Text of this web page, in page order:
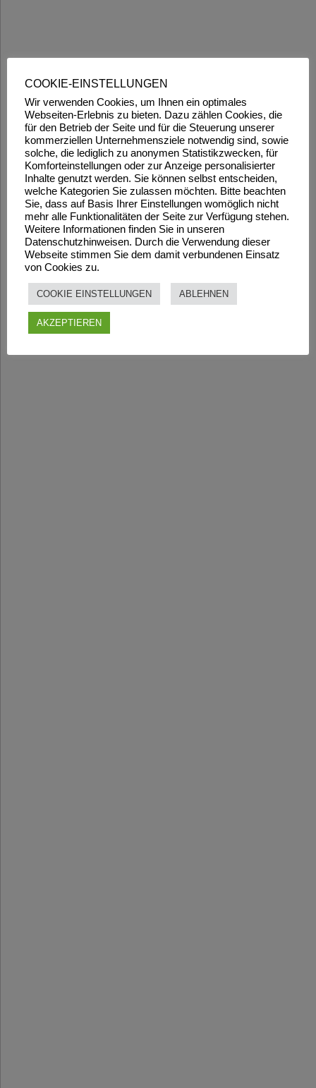
COOKIE-EINSTELLUNGEN
Wir verwenden Cookies, um Ihnen ein optimales
Webseiten-Erlebnis zu bieten. Dazu zählen Cookies, die
für den Betrieb der Seite und für die Steuerung unserer
kommerziellen Unternehmensziele notwendig sind, sowie
solche, die lediglich zu anonymen Statistikzwecken, für
Komforteinstellungen oder zur Anzeige personalisierter
Inhalte genutzt werden. Sie können selbst entscheiden,
welche Kategorien Sie zulassen möchten. Bitte beachten
Sie, dass auf Basis Ihrer Einstellungen womöglich nicht
mehr alle Funktionalitäten der Seite zur Verfügung stehen.
Weitere Informationen finden Sie in unseren
Datenschutzhinweisen. Durch die Verwendung dieser
Webseite stimmen Sie dem damit verbundenen Einsatz
von Cookies zu.
COOKIE EINSTELLUNGEN ABLEHNEN
AKZEPTIEREN